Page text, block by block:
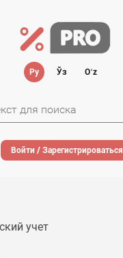
Ру Ўз Oʻz
Войти / Зарегистрироваться
учет